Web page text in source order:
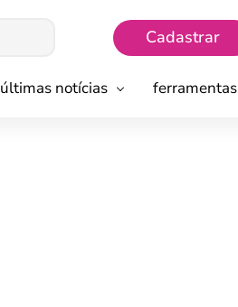
Cadastrar
últimas notícias ferramentas